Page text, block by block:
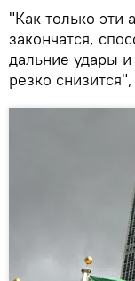
"Как только эти
закончатся,
дальние удары
резко